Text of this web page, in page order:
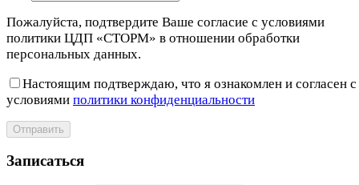
Пожалуйста, подтвердите Ваше согласие с условиями
политики ЦДП «СТОРМ» в отношении обработки
персональных данных.
Настоящим подтверждаю, что я ознакомлен и согласен с
условиями политики конфиденциальности
Отправить
Записаться